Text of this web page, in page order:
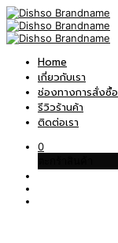
Home
เกี่ยวกับเรา
ช่องทางการสั่งซื้อ
รีวิวร้านค้า
ติดต่อเรา
0